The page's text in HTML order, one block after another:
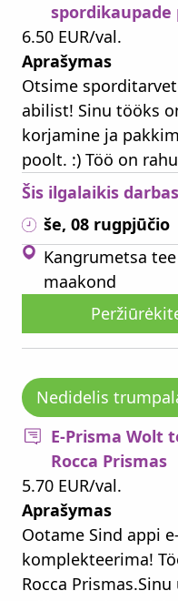
spordikaupade
6.50 EUR/val.
Aprašymas
Otsime
abilist! Sinu tööks
korjamine ja
poolt. :) Töö on
Šis ilgalaikis
še, 08 rugpjūčio
Kangrumetsa
maakond
Nedidelis
E-Prisma Wolt
Rocca Prismas
5.70 EUR/val.
Aprašymas
Ootame Sind appi
komplekteerima!
Rocca